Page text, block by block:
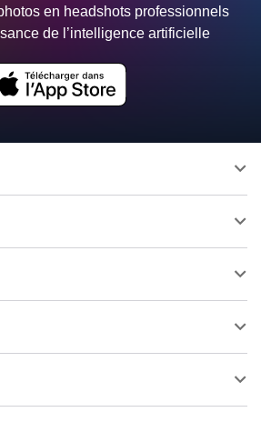
en headshots professionnels
de l’intelligence artificielle